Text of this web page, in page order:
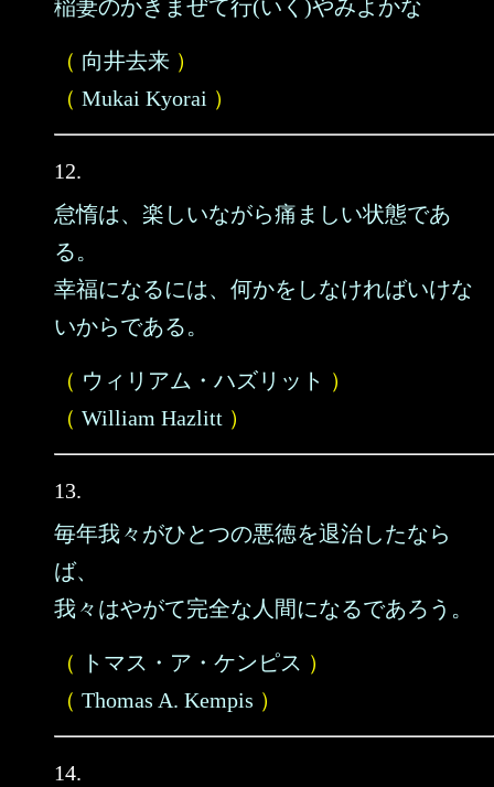
稲妻のかきまぜて行(いく)やみよかな
（ 向井去来 ）
（ Mukai Kyorai ）
12.
怠惰は、楽しいながら痛ましい状態であ
る。
幸福になるには、何かをしなければいけな
いからである。
（ ウィリアム・ハズリット ）
（ William Hazlitt ）
13.
毎年我々がひとつの悪徳を退治したなら
ば、
我々はやがて完全な人間になるであろう。
（ トマス・ア・ケンピス ）
（ Thomas A. Kempis ）
14.